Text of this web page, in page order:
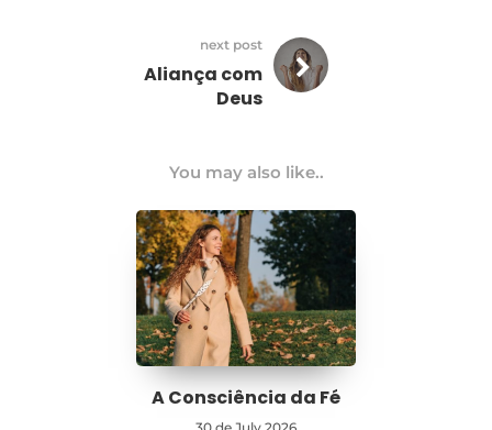
next post
Aliança com
Deus
You may also like..
A Consciência da Fé